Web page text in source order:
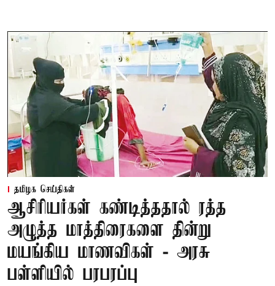
தமிழக செய்திகள்
ஆசிரியர்கள் கண்டித்ததால் ரத்த
அழுத்த மாத்திரைகளை தின்று
மயங்கிய மாணவிகள் - அரசு
பள்ளியில் பரபரப்பு